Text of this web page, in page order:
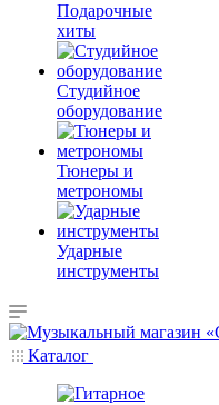
Подарочные
хиты
Студийное
оборудование
Тюнеры и
метрономы
Ударные
инструменты
Каталог